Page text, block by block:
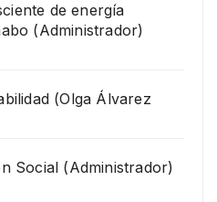
de energía
(Administrador)
(Olga Álvarez
Social (Administrador)